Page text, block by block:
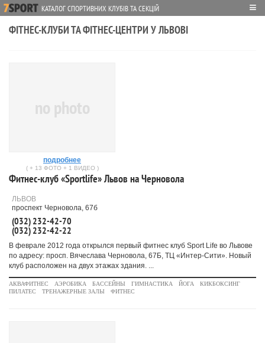
КАТАЛОГ СПОРТИВНИХ КЛУБІВ ТА СЕКЦІЙ ≡
ФІТНЕС-КЛУБИ ТА ФІТНЕС-ЦЕНТРИ У ЛЬВОВІ
no photo
подробнее
( + 13 ФОТО + 1 ВИДЕО )
Фитнес-клуб «Sportlife» Львов на Черновола
ЛЬВОВ
проспект Черновола, 67б
(032) 232-42-70
(032) 232-42-22
В феврале 2012 года открылся первый фитнес клуб Sport Life во Львове
по адресу: просп. Вячеслава Черновола, 67Б, ТЦ «Интер-Сити». Новый
клуб расположен на двух этажах здания. ...
АКВАФИТНЕС АЭРОБИКА БАССЕЙНЫ ГИМНАСТИКА ЙОГА
КИКБОКСИНГ
ПИЛАТЕС
ТРЕНАЖЕРНЫЕ ЗАЛЫ ФИТНЕС